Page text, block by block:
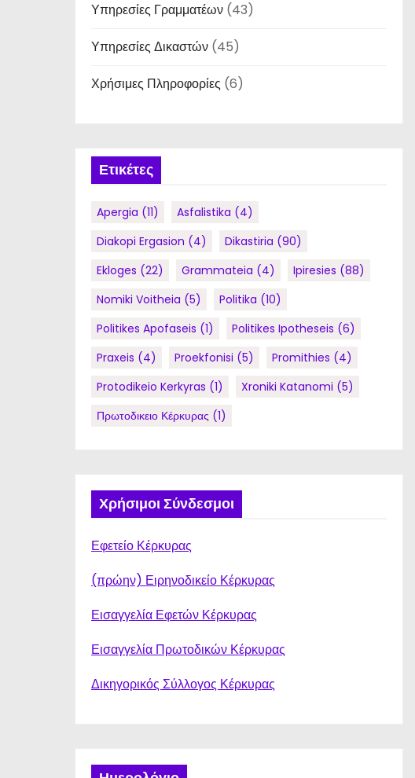
Υπηρεσίες Γραμματέων (43)
Υπηρεσίες Δικαστών (45)
Χρήσιμες Πληροφορίες (6)
Ετικέτες
Apergia (11) Asfalistika (4)
Diakopi Ergasion (4) Dikastiria (90)
Ekloges (22) Grammateia (4) Ipiresies (88)
Nomiki Voitheia (5) Politika (10)
Politikes Apofaseis (1) Politikes Ipotheseis (6)
Praxeis (4) Proekfonisi (5) Promithies (4)
Protodikeio Kerkyras (1) Xroniki Katanomi (5)
Πρωτοδικειο Κέρκυρας (1)
Χρήσιμοι Σύνδεσμοι
Εφετείο Κέρκυρας
(πρώην) Ειρηνοδικείο Κέρκυρας
Εισαγγελία Εφετών Κέρκυρας
Εισαγγελία Πρωτοδικών Κέρκυρας
Δικηγορικός Σύλλογος Κέρκυρας